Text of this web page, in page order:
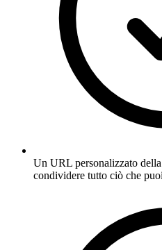
Un URL personalizzato
condividere tutto ciò che